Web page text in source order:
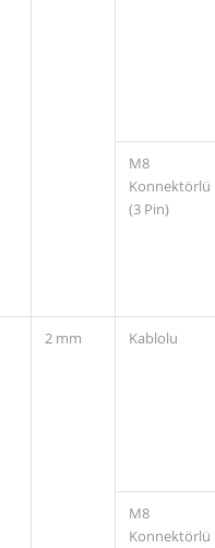
M8
Konnektörlü
(3 Pin)
2 mm Kablolu
M8
Konnektörlü